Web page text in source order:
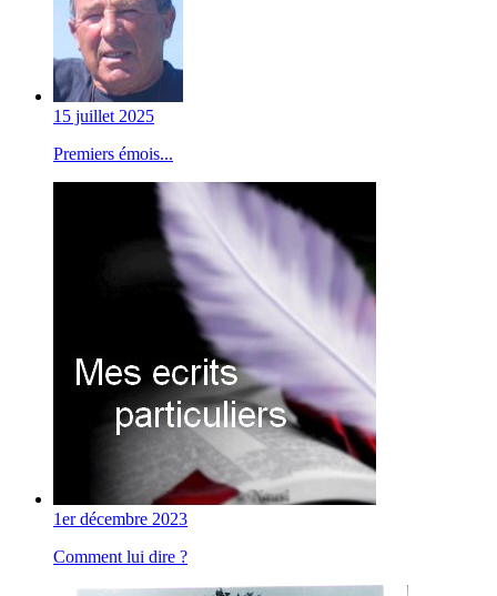
15 juillet 2025
Premiers émois...
1er décembre 2023
Comment lui dire ?